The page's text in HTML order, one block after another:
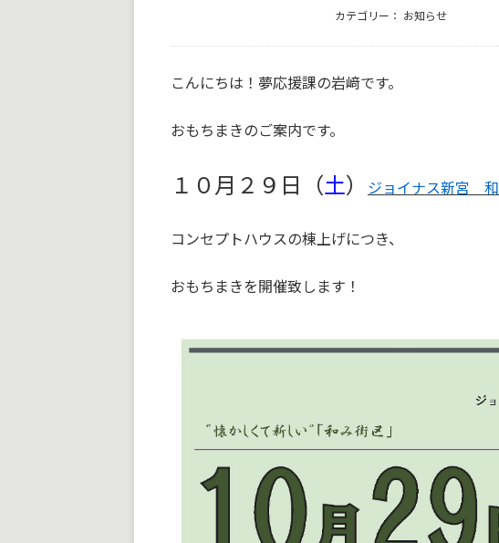
カテゴリー： お知らせ
こんにちは！夢応援課の岩﨑です。
おもちまきのご案内です。
１０月２９日（土） ジョイナス新宮 和
コンセプトハウスの棟上げにつき、
おもちまきを開催致します！